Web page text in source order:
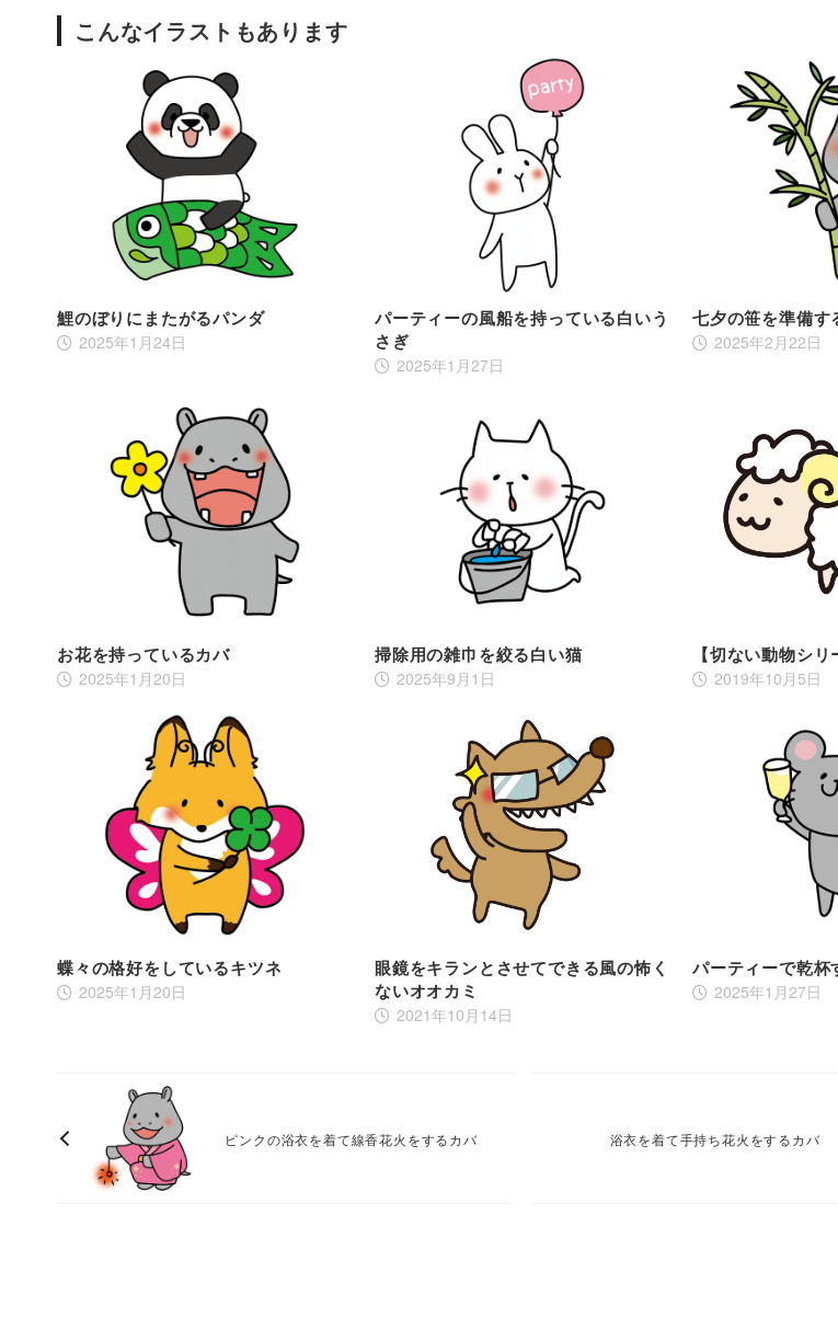
こんなイラストもあります
鯉のぼりにまたがるパンダ
2025年1月24日
パーティーの風船を持っている白いう
さぎ
2025年1月27日
七夕の笹を準備す
2025年2月22日
お花を持っているカバ
2025年1月20日
掃除用の雑巾を絞る白い猫
2025年9月1日
【切ない動物シ
2019年10月5日
蝶々の格好をしているキツネ
2025年1月20日
眼鏡をキランとさせてできる風の怖く
ないオオカミ
2021年10月14日
パーティーで乾杯
2025年1月27日
ピンクの浴衣を着て線香花火をするカバ 浴衣を着て手持ち花火をするカバ